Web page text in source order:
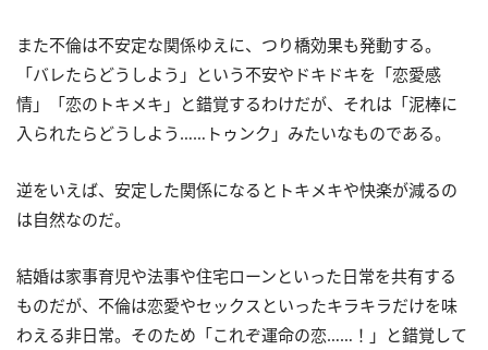
また不倫は不安定な関係ゆえに、つり橋効果も発動する。
「バレたらどうしよう」という不安やドキドキを「恋愛感
情」「恋のトキメキ」と錯覚するわけだが、それは「泥棒に
入られたらどうしよう……トゥンク」みたいなものである。
逆をいえば、安定した関係になるとトキメキや快楽が減るの
は自然なのだ。
結婚は家事育児や法事や住宅ローンといった日常を共有する
ものだが、不倫は恋愛やセックスといったキラキラだけを味
わえる非日常。そのため「これぞ運命の恋……！」と錯覚して